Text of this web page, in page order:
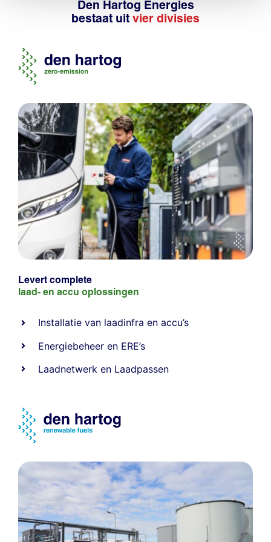
Den Hartog Energies
bestaat uit vier divisies
Levert complete
laad- en accu oplossingen
Installatie van laadinfra en accu’s
Energiebeheer en ERE’s
Laadnetwerk en Laadpassen